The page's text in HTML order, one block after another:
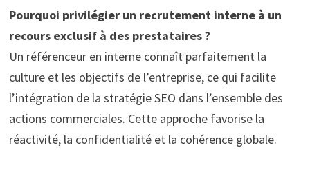
Pourquoi privilégier un recrutement interne à un
recours exclusif à des prestataires ?
Un référenceur en interne connaît parfaitement la
culture et les objectifs de l’entreprise, ce qui facilite
l’intégration de la stratégie SEO dans l’ensemble des
actions commerciales. Cette approche favorise la
réactivité, la confidentialité et la cohérence globale.